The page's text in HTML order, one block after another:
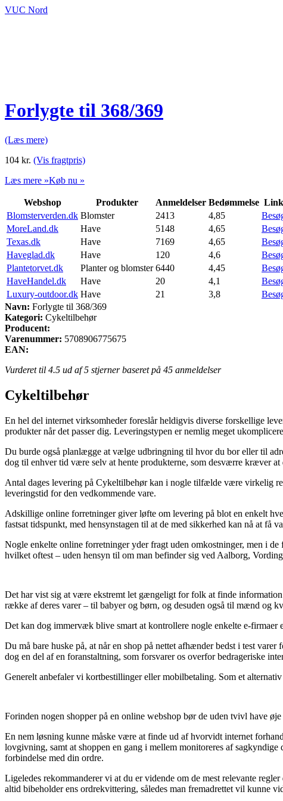
VUC Nord
Forlygte til 368/369
(Læs mere)
104 kr. (Vis fragtpris)
Læs mere »Køb nu »
Webshop Produkter Anmeldelser Bedømmelse Link
Blomsterverden.dk Blomster 2413 4,85
MoreLand.dk
Have 5148 4,65
Texas.dk
Have 7169 4,65
Haveglad.dk
Have 120 4,6
Plantetorvet.dk
Planter og blomster 6440 4,45
HaveHandel.dk
Have 20 4,1
Luxury-outdoor.dk Have 21 3,8
Navn: Forlygte til 368/369
Kategori: Cykeltilbehør
Producent:
Varenummer: 5708906775675
EAN:
Vurderet til 4.5 ud af 5 stjerner baseret på 45 anmeldelser
Cykeltilbehør
En hel del internet virksomheder foreslår heldigvis diverse forskellige
produkter når det passer dig. Leveringstypen er nemlig meget
Du burde også planlægge at vælge udbringning til hvor du bor eller til
dog til enhver tid være selv at hente produkterne, som desværre kræver
Antal dages levering på Cykeltilbehør kan i nogle tilfælde være virkelig
leveringstid for den vedkommende vare.
Adskillige online forretninger giver løfte om levering på blot en enkelt
fastsat tidspunkt, med hensynstagen til at de med sikkerhed kan nå at få
Nogle enkelte online forretninger yder fragt uden omkostninger, men i
hvilket oftest – uden hensyn til om man befinder sig ved Aalborg,
Det har vist sig at være ekstremt let gængeligt for folk at finde
række af deres varer – til babyer og børn, og desuden også til mænd og
Det kan dog immervæk blive smart at kontrollere nogle enkelte e-
Du må bare huske på, at når en shop på nettet afhænder bedst i test
dog en del af en foranstaltning, som forsvarer os overfor bedrageriske
Generelt anbefaler vi kortbestillinger eller mobilbetaling. Som et
Forinden nogen shopper på en online webshop bør de uden tvivl have
En nem løsning kunne måske være at finde ud af hvorvidt internet
lovgivning, samt at shoppen en gang i mellem monitoreres af
forbindelse med din ordre.
Ligeledes rekommanderer vi at du er vidende om de mest relevante
altid bibeholder ens ordrekvittering, således man fremadrettet vil kunne